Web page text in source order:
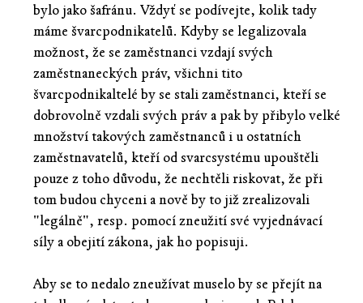
bylo jako šafránu. Vždyť se podívejte, kolik tady
máme švarcpodnikatelů. Kdyby se legalizovala
možnost, že se zaměstnanci vzdají svých
zaměstnaneckých práv, všichni tito
švarcpodnikaltelé by se stali zaměstnanci, kteří se
dobrovolně vzdali svých práv a pak by přibylo velké
množství takových zaměstnanců i u ostatních
zaměstnavatelů, kteří od svarcsystému upouštěli
pouze z toho důvodu, že nechtěli riskovat, že při
tom budou chyceni a nově by to již zrealizovali
"legálně", resp. pomocí zneužití své vyjednávací
síly a obejití zákona, jak ho popisuji.
Aby se to nedalo zneužívat muselo by se přejít na